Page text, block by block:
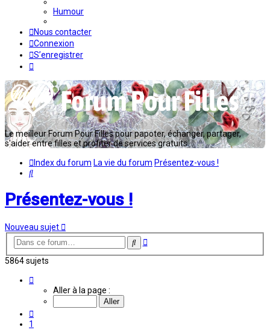
Humour
Nous contacter
Connexion
S’enregistrer
Le meilleur Forum Pour Filles pour papoter, échanger, partager,
s'aider entre filles et profiter de services gratuits...
Index du forum La vie du forum Présentez-vous !
Rechercher
Présentez-vous !
Nouveau sujet
Rechercher
Recherche
5864 sujets
117
Aller à la page :
1